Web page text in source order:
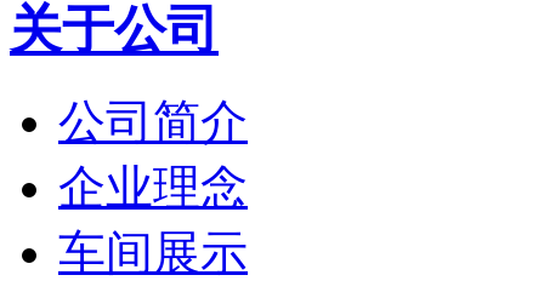
关于公司
公司简介
企业理念
车间展示